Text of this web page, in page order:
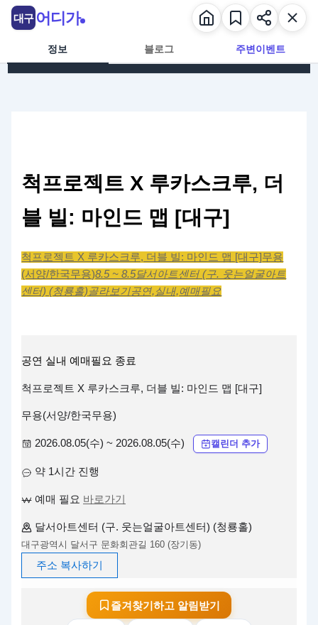
콘텐츠로 건너뛰기
정보 블로그 주변이벤트
척프로젝트 X 루카스크루, 더
블 빌: 마인드 맵 [대구]
척프로젝트 X 루카스크루, 더블 빌: 마인드 맵 [대구]무용
(서양/한국무용)8.5 ~ 8.5달서아트센터 (구. 웃는얼굴아트
센터) (청룡홀)골라보기공연,실내,예매필요
공연 실내 예매필요 종료
척프로젝트 X 루카스크루, 더블 빌: 마인드 맵 [대구]
무용(서양/한국무용)
2026.08.05(수) ~ 2026.08.05(수) 캘린더 추가
약 1시간 진행
예매 필요 바로가기
달서아트센터 (구. 웃는얼굴아트센터) (청룡홀)
대구광역시 달서구 문화회관길 160 (장기동)
주소 복사하기
즐겨찾기하고 알림받기
대구 어디가